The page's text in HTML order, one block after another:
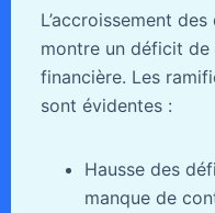
L’accroissement
montre un déficit
financière. Les
sont évidentes :
Hausse des
manque de